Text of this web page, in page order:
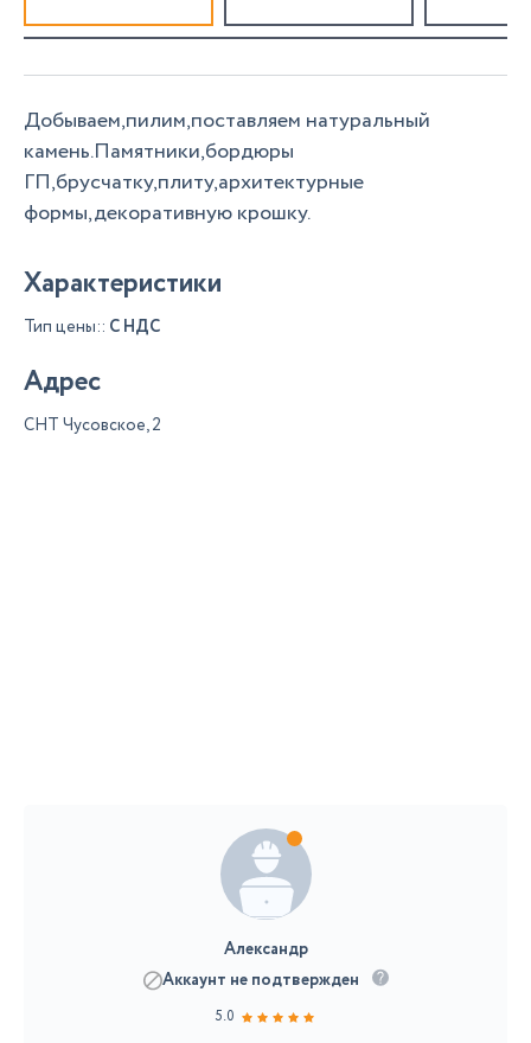
Добываем,пилим,поставляем натуральный
камень.Памятники,бордюры
ГП,брусчатку,плиту,архитектурные
формы,декоративную крошку.
Характеристики
Тип цены:: С НДС
Адрес
СНТ Чусовское, 2
Александр
Аккаунт не подтвержден
5.0